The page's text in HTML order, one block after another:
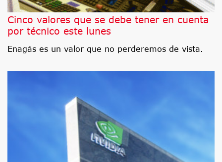
Cinco valores que se debe tener en cuenta
por técnico este lunes
Enagás es un valor que no perderemos de vista.